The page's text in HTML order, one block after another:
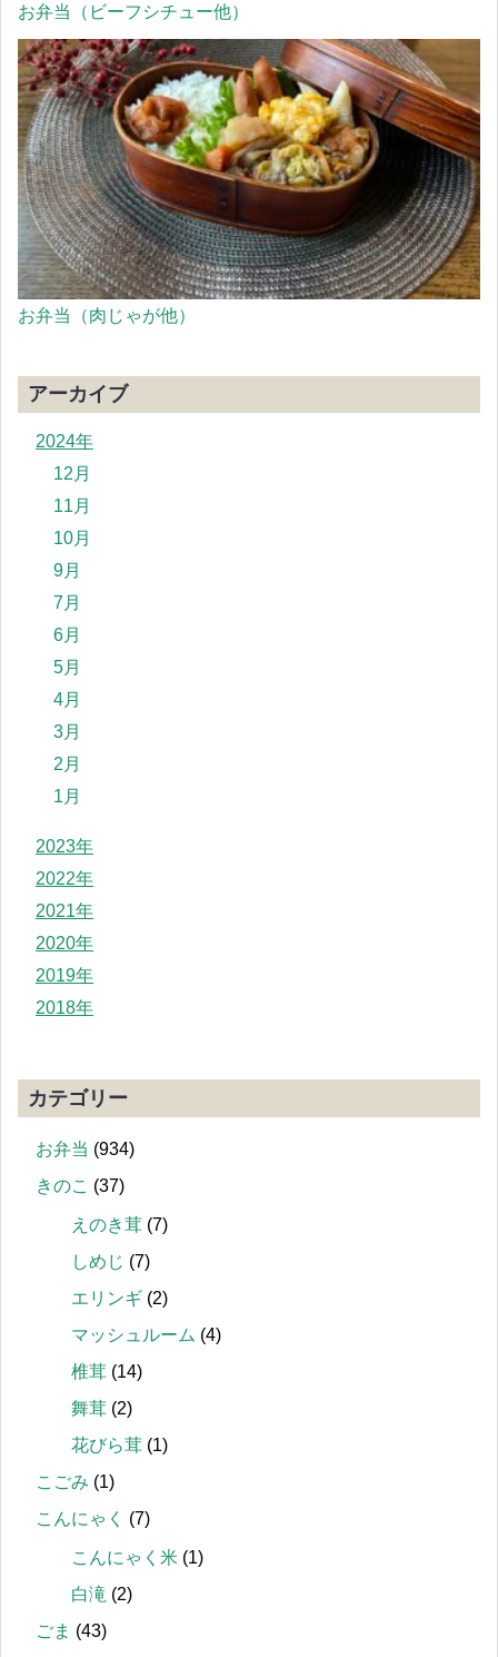
お弁当（ビーフシチュー他）
お弁当（肉じゃが他）
アーカイブ
2024年
12月
11月
10月
9月
7月
6月
5月
4月
3月
2月
1月
2023年
2022年
2021年
2020年
2019年
2018年
カテゴリー
お弁当 (934)
きのこ (37)
えのき茸 (7)
しめじ (7)
エリンギ (2)
マッシュルーム (4)
椎茸 (14)
舞茸 (2)
花びら茸 (1)
こごみ (1)
こんにゃく
(7)
こんにゃく米 (1)
白滝 (2)
ごま (43)